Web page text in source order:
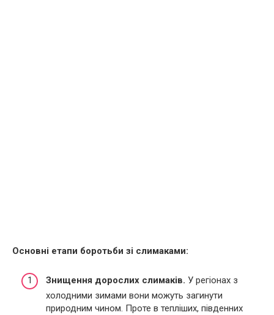
Основні етапи боротьби зі слимаками:
Знищення дорослих слимаків. У регіонах з
холодними зимами вони можуть загинути
природним чином. Проте в тепліших, південних